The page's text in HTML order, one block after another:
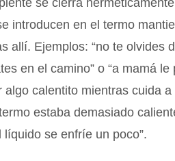
se cierra
introducen en el termo
allí. Ejemplos: “no te olvides
en el camino” o “a mamá
calentito mientras cuida a
estaba demasiado
se enfríe un poco”.